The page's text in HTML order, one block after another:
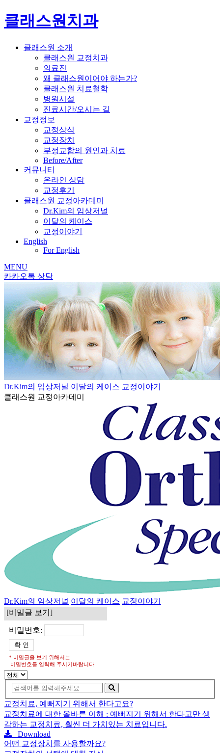
클래스원치과
클래스원 소개
클래스원 교정치과
의료진
왜 클래스원이어야 하는가?
클래스원 치료철학
병원시설
진료시간/오시는 길
교정정보
교정상식
교정장치
부정교합의 원인과 치료
Before/After
커뮤니티
온라인 상담
교정후기
클래스원 교정아카데미
Dr.Kim의 임상저널
이달의 케이스
교정이야기
English
For English
MENU
카카오톡 상담
Dr.Kim의 임상저널 이달의 케이스 교정이야기
클래스원 교정아카데미
Dr.Kim의 임상저널 이달의 케이스 교정이야기
[비밀글 보기]
비밀번호:
* 비밀글을 보기 위해서는
비밀번호를 입력해 주시기바랍니다
교정치료, 예뻐지기 위해서 한다고요?
교정치료에 대한 올바른 이해 : 예뻐지기 위해서 한다고만 생
각하는 교정치료, 훨씬 더 가치있는 치료입니다.
Download
어떤 교정장치를 사용할까요?